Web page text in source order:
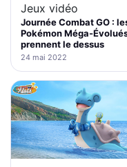
Jeux vidéo
Journée Combat GO :
Pokémon Méga-
prennent le dessus
24 mai 2022